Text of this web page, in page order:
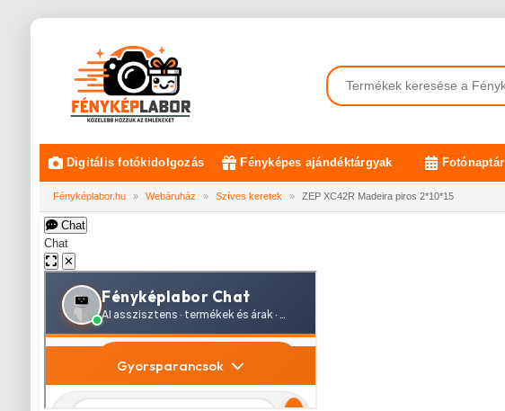
Digitális fotókidolgozás Fényképes ajándéktárgyak Fotónaptár
Fényképlabor.hu » Webáruház » Szíves keretek » ZEP XC42R Madeira piros 2*10*15
Chat
Chat
✕